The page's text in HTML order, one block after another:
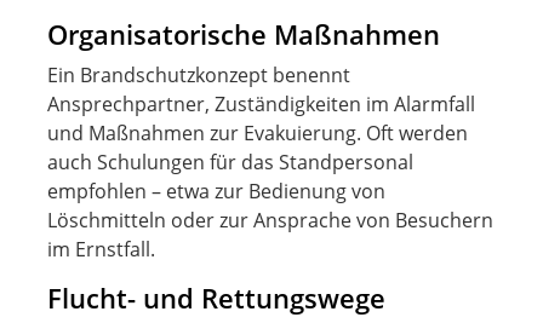
Organisatorische Maßnahmen
Ein Brandschutzkonzept benennt
Ansprechpartner, Zuständigkeiten im Alarmfall
und Maßnahmen zur Evakuierung. Oft werden
auch Schulungen für das Standpersonal
empfohlen – etwa zur Bedienung von
Löschmitteln oder zur Ansprache von Besuchern
im Ernstfall.
Flucht- und Rettungswege